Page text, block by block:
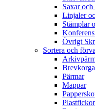
Saxar
Linjaler
Stämplar
Övrigt
Sortera och
Pärmar
Mappar